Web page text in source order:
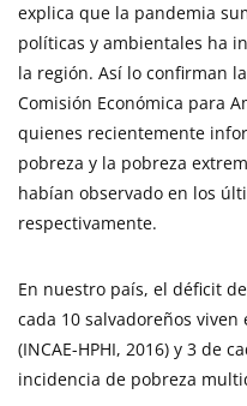
explica que la pandemia
políticas y ambientales ha
la región. Así lo confirman
Comisión Económica para
quienes recientemente
pobreza y la pobreza
habían observado en los
respectivamente.
En nuestro país, el déficit
cada 10 salvadoreños
(INCAE-HPHI, 2016) y 3 de
incidencia de pobreza